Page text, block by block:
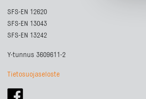
SFS-EN 12620
SFS-EN 13043
SFS-EN 13242
Y-tunnus 3609611-2
Tietosuojaseloste